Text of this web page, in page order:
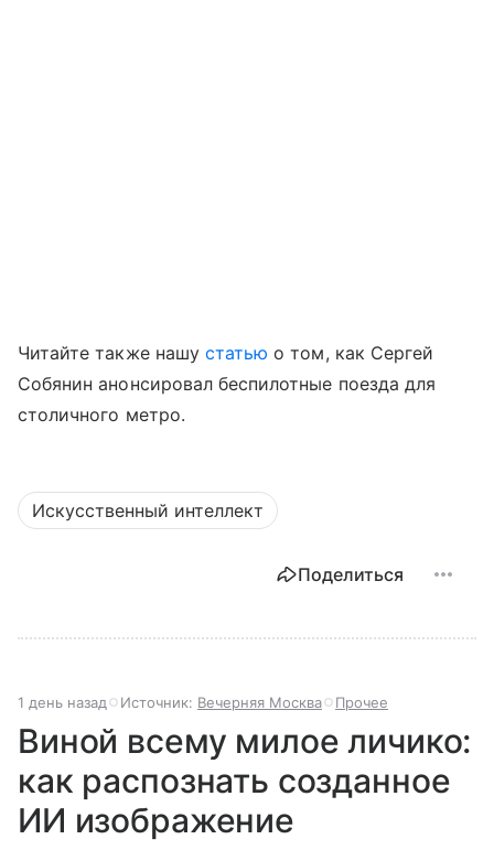
Читайте также нашу статью о том, как Сергей
Собянин анонсировал беспилотные поезда для
столичного метро.
Искусственный интеллект
Поделиться
1 день назад Источник: Вечерняя Москва Прочее
Виной всему милое личико:
как распознать созданное
ИИ изображение